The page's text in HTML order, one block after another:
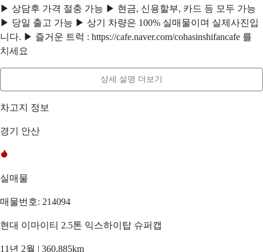
▶ 상담후 가격 절충 가능 ▶ 현금, 신용할부, 카드 등 모두 가능
▶ 당일 출고 가능 ▶ 상기 차량은 100% 실매물이며 실제사진입
니다. ▶ 즐거운 트럭 : https://cafe.naver.com/cohasinshifancafe 를
치세요
상세 설명 더보기
차고지 정보
경기 안산
실매물
매물번호: 214094
현대 이마이티 2.5톤 익스하이탑 슈퍼캡
11년 2월 | 360,885km